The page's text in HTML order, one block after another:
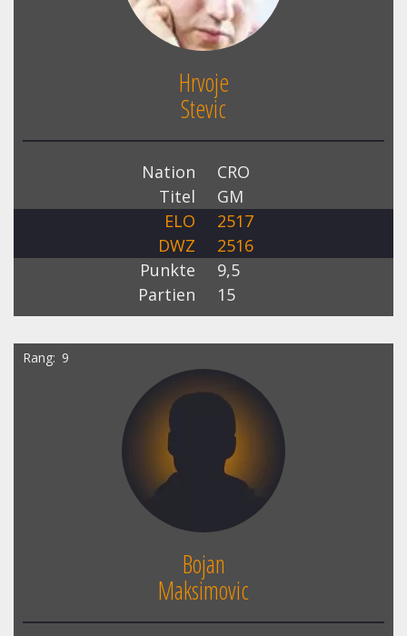
Hrvoje
Stevic
Nation
CRO
Titel
GM
ELO
2517
DWZ
2516
Punkte
9,5
Partien
15
Rang 9
Bojan
Maksimovic